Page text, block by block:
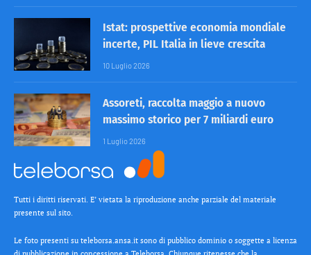
Istat: prospettive economia mondiale
incerte, PIL Italia in lieve crescita
10 Luglio 2026
Assoreti, raccolta maggio a nuovo
massimo storico per 7 miliardi euro
1 Luglio 2026
Tutti i diritti riservati. E’ vietata la riproduzione anche parziale del materiale
presente sul sito.
Le foto presenti su teleborsa.ansa.it sono di pubblico dominio o soggette a licenza